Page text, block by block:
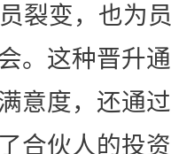
裂变，也为
。这种晋升
意度，还通
合伙人的投